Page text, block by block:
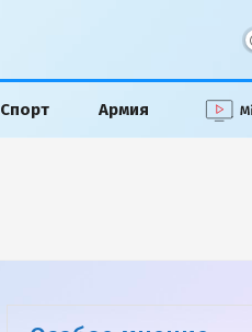
Спорт Армия